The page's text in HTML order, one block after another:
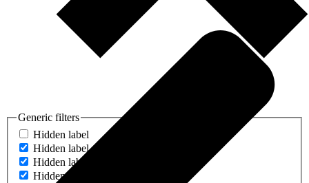
Generic filters
Hidden label
Hidden label
Hidden label
Hidden label